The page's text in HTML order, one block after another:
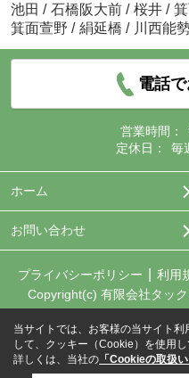
池田 / 石橋阪大前 / 桜井 /
箕面萱野 / 絹延橋 / 川西能
電話
営業時間：
定休日：
毎
ホーム
お問い合わせ
プライバシーポリシー 利用
Copyright(c) 有限会社タッ
当サイトでは、お客様の当サイト
して、クッキー（Cookie）を使用し
詳しくは、当社の 「Cookieの取扱